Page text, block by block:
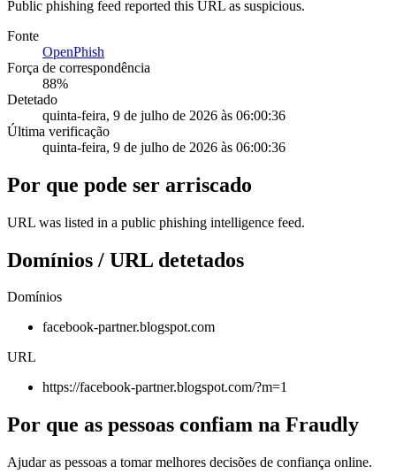
Public phishing feed reported this URL as suspicious.
Fonte
OpenPhish
Força de correspondência
88%
Detetado
quinta-feira, 9 de julho de 2026 às 06:00:36
Última verificação
quinta-feira, 9 de julho de 2026 às 06:00:36
Por que pode ser arriscado
URL was listed in a public phishing intelligence feed.
Domínios / URL detetados
Domínios
facebook-partner.blogspot.com
URL
https://facebook-partner.blogspot.com/?m=1
Por que as pessoas confiam na Fraudly
Ajudar as pessoas a tomar melhores decisões de confiança online.